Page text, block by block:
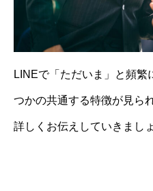
LINEで「ただいま」と頻繁
つかの共通する特徴が見ら
詳しくお伝えしていきましょ